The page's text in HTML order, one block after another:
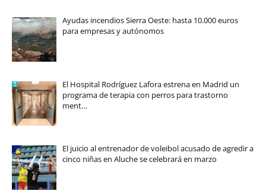
Ayudas incendios Sierra Oeste: hasta 10.000 euros
para empresas y autónomos
El Hospital Rodríguez Lafora estrena en Madrid un
programa de terapia con perros para trastorno
ment…
El juicio al entrenador de voleibol acusado de agredir a
cinco niñas en Aluche se celebrará en marzo